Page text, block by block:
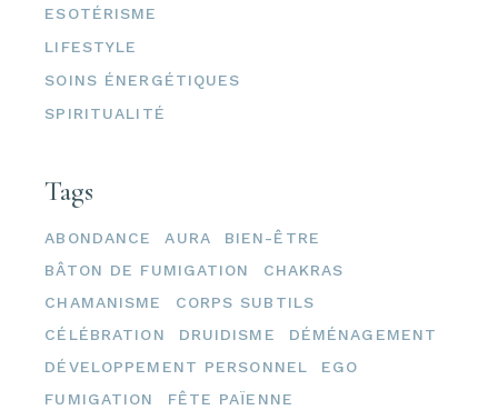
ESOTÉRISME
LIFESTYLE
SOINS ÉNERGÉTIQUES
SPIRITUALITÉ
Tags
ABONDANCE AURA
BIEN-ÊTRE
BÂTON DE FUMIGATION
CHAKRAS
CHAMANISME
CORPS SUBTILS
CÉLÉBRATION
DRUIDISME
DÉMÉNAGEMENT
DÉVELOPPEMENT PERSONNEL
EGO
FUMIGATION
FÊTE PAÏENNE